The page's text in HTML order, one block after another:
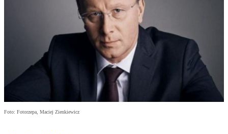
Foto: Fotorzepa, Maciej Zienkiewicz